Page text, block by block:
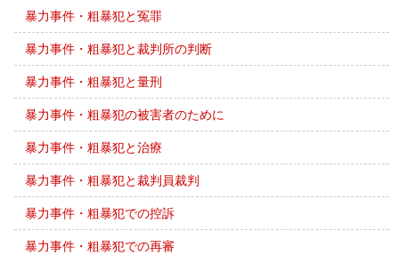
暴力事件・粗暴犯と冤罪
暴力事件・粗暴犯と裁判所の判断
暴力事件・粗暴犯と量刑
暴力事件・粗暴犯の被害者のために
暴力事件・粗暴犯と治療
暴力事件・粗暴犯と裁判員裁判
暴力事件・粗暴犯での控訴
暴力事件・粗暴犯での再審